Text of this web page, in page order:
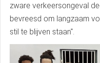
zware verkeersongeval
bevreesd om langzaam
stil te blijven staan".